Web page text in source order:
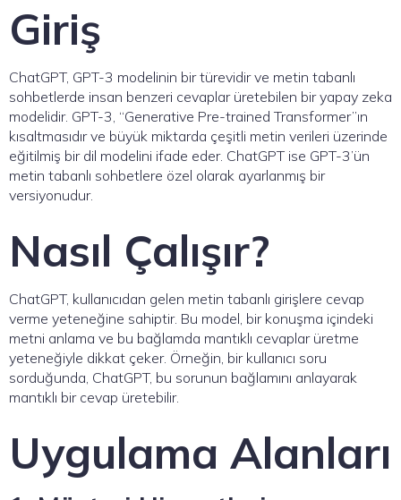
Giriş
ChatGPT, GPT-3 modelinin bir türevidir ve metin tabanlı
sohbetlerde insan benzeri cevaplar üretebilen bir yapay zeka
modelidir. GPT-3, “Generative Pre-trained Transformer”ın
kısaltmasıdır ve büyük miktarda çeşitli metin verileri üzerinde
eğitilmiş bir dil modelini ifade eder. ChatGPT ise GPT-3’ün
metin tabanlı sohbetlere özel olarak ayarlanmış bir
versiyonudur.
Nasıl Çalışır?
ChatGPT, kullanıcıdan gelen metin tabanlı girişlere cevap
verme yeteneğine sahiptir. Bu model, bir konuşma içindeki
metni anlama ve bu bağlamda mantıklı cevaplar üretme
yeteneğiyle dikkat çeker. Örneğin, bir kullanıcı soru
sorduğunda, ChatGPT, bu sorunun bağlamını anlayarak
mantıklı bir cevap üretebilir.
Uygulama Alanları